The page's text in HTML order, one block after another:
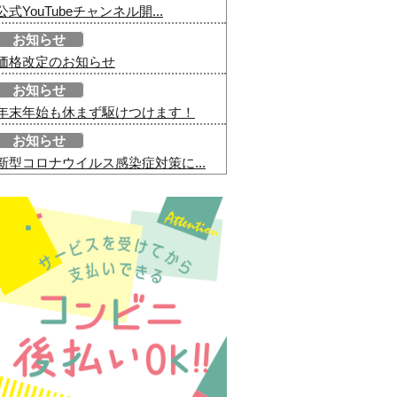
式YouTubeチャンネル開...
お知らせ
格改定のお知らせ
お知らせ
末年始も休まず駆けつけます！
お知らせ
型コロナウイルス感染症対策に...